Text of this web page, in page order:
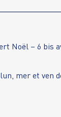
Noël– 6 bis
mer et ven